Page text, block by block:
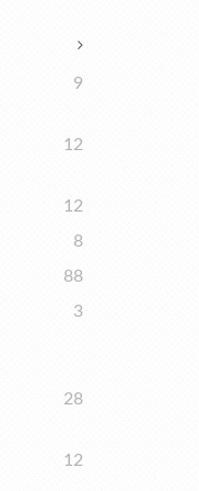
9
12
12
8
88
3
28
12